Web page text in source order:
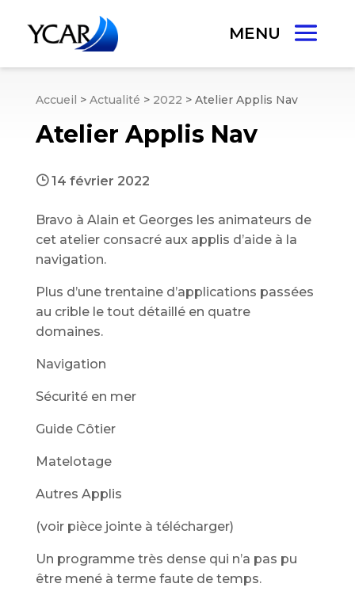
Accueil > Actualité > 2022 > Atelier Applis Nav
Atelier Applis Nav
}14 février 2022
Bravo à Alain et Georges les animateurs de
cet atelier consacré aux applis d’aide à la
navigation.
Plus d’une trentaine d’applications passées
au crible le tout détaillé en quatre
domaines.
Navigation
Sécurité en mer
Guide Côtier
Matelotage
Autres Applis
(voir pièce jointe à télécharger)
Un programme très dense qui n’a pas pu
être mené à terme faute de temps.